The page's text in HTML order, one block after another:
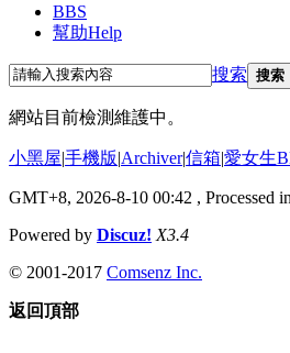
BBS
幫助Help
搜索 搜索
網站目前檢測維護中。
小黑屋|手機版|Archiver|信箱|愛女生
GMT+8, 2026-8-10 00:42 , Processed
Powered by Discuz! X3.4
© 2001-2017 Comsenz Inc.
返回頂部